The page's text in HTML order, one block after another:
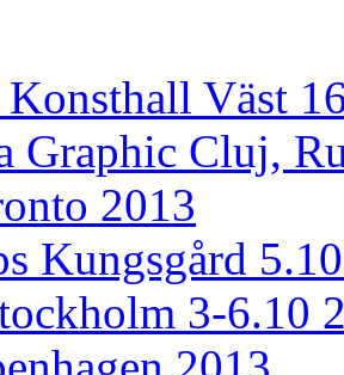
Väst
Graphic Cluj,
2013
Kungsgård
3-6.10